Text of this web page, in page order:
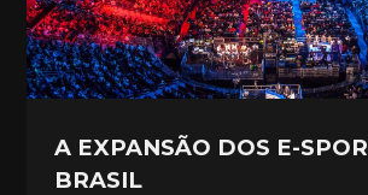
A EXPANSÃO DOS E-
BRASIL